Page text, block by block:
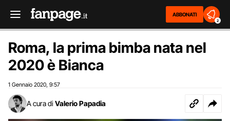
ABBONATI
2
Roma, la prima bimba nata nel
2020 è Bianca
1 Gennaio 2020 9:57
A cura di Valerio Papadia